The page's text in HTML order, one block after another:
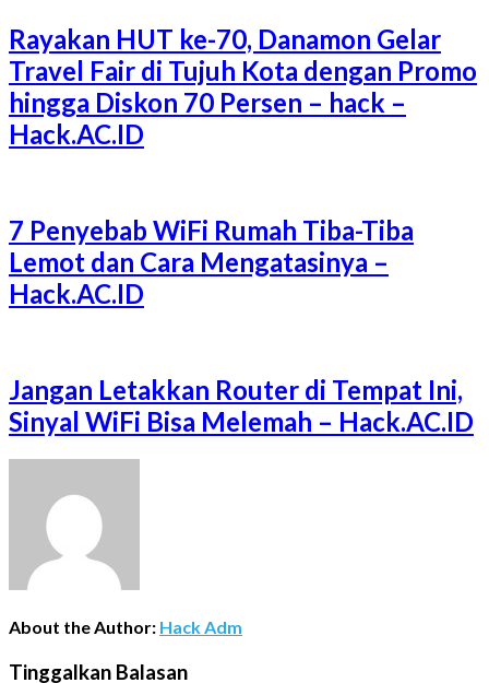
Rayakan HUT ke-70, Danamon Gelar
Travel Fair di Tujuh Kota dengan Promo
hingga Diskon 70 Persen – hack –
Hack.AC.ID
7 Penyebab WiFi Rumah Tiba-Tiba
Lemot dan Cara Mengatasinya –
Hack.AC.ID
Jangan Letakkan Router di Tempat Ini,
Sinyal WiFi Bisa Melemah – Hack.AC.ID
About the Author: Hack Adm
Tinggalkan Balasan